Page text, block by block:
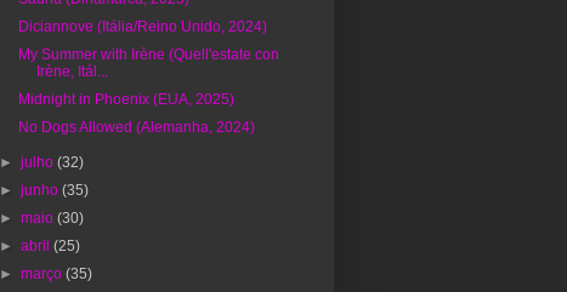
Diciannove (Itália/Reino Unido, 2024)
My Summer with Irène (Quell'estate con
Irène, Itál...
Midnight in Phoenix (EUA, 2025)
No Dogs Allowed (Alemanha, 2024)
►julho(32)
►junho(35)
►maio(30)
►abril(25)
►março(35)